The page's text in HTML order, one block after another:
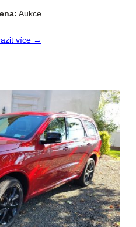
Aukce
více →